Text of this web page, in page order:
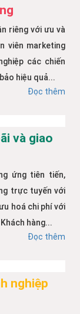
riêng với ưu và
viên marketing
các chiến
hiệu quả...
Đọc thêm
và giao
ứng tiên tiến,
trực tuyến với
hoá chi phí với
hàng...
Đọc thêm
nghiệp